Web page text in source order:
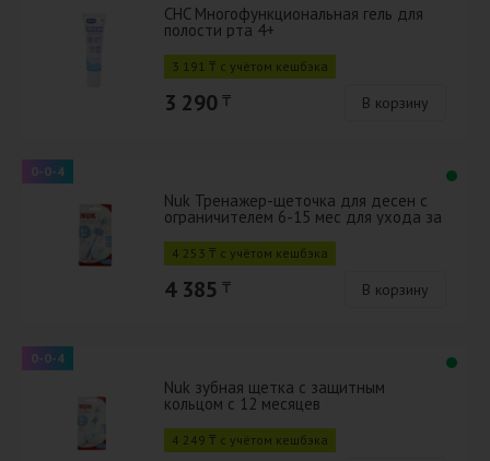
CHC Многофункциональная гель для
полости рта 4+
3 191 ₸ с учётом кешбэка
3 290 ₸ В корзину
0-0-4
Nuk Тренажер-щеточка для десен с
ограничителем 6-15 мес для ухода за
4 253 ₸ с учётом кешбэка
4 385 ₸ В корзину
0-0-4
Nuk зубная щетка с защитным
кольцом с 12 месяцев
4 249 ₸ с учётом кешбэка